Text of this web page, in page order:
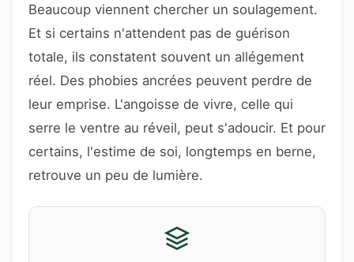
Beaucoup viennent chercher un soulagement.
Et si certains n'attendent pas de guérison
totale, ils constatent souvent un allégement
réel. Des phobies ancrées peuvent perdre de
leur emprise. L'angoisse de vivre, celle qui
serre le ventre au réveil, peut s'adoucir. Et pour
certains, l'estime de soi, longtemps en berne,
retrouve un peu de lumière.